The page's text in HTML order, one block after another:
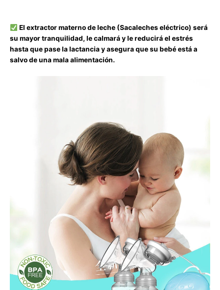
El extractor materno de leche (Sacaleches eléctrico) será
su mayor tranquilidad, le calmará y le reducirá el estrés
hasta que pase la lactancia y asegura que su bebé está a
salvo de una mala alimentación.